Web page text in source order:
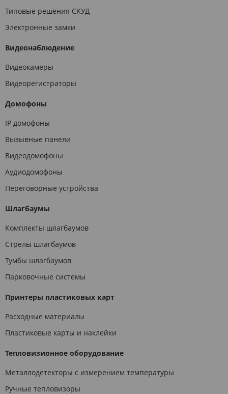
Типовые решения СКУД
Электронные замки
Видеонаблюдение
Видеокамеры
Видеорегистраторы
Домофоны
IP домофоны
Вызывные панели
Видеодомофоны
Аудиодомофоны
Переговорные устройства
Шлагбаумы
Комплекты шлагбаумов
Стрелы шлагбаумов
Тумбы шлагбаумов
Парковочные системы
Принтеры пластиковых карт
Расходные материалы
Пластиковые карты и наклейки
Тепловизионное оборудование
Металлодетекторы с измерением температуры
Ручные тепловизоры